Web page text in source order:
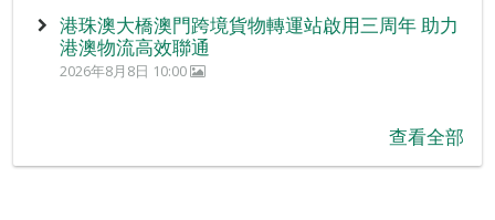
港珠澳大橋澳門跨境貨物轉運站啟用三周年 助力
港澳物流高效聯通
2026年8月8日 10:00
查看全部